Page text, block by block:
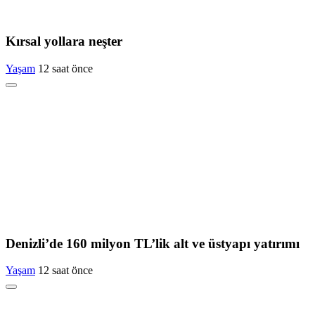
Kırsal yollara neşter
Yaşam 12 saat önce
Denizli’de 160 milyon TL’lik alt ve üstyapı yatırımı
Yaşam 12 saat önce